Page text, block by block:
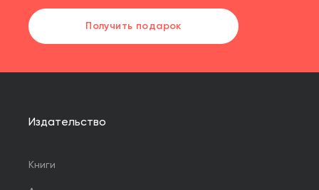
Получить подарок
Издательство
Книги